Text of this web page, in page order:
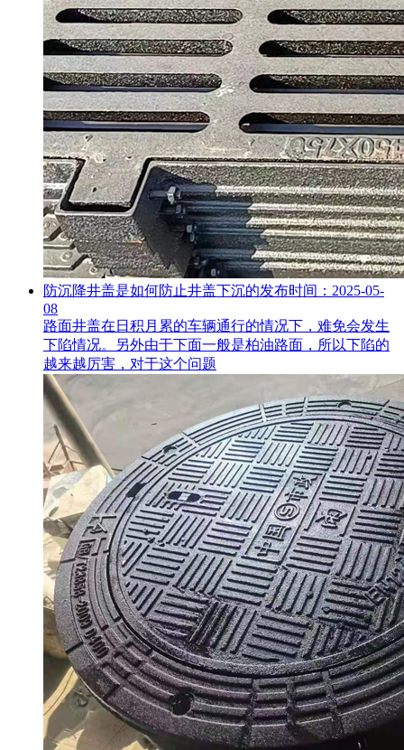
防沉降井盖是如何防止井盖下沉的发布时间：2025-05-
08
路面井盖在日积月累的车辆通行的情况下，难免会发生
下陷情况。另外由于下面一般是柏油路面，所以下陷的
越来越厉害，对于这个问题